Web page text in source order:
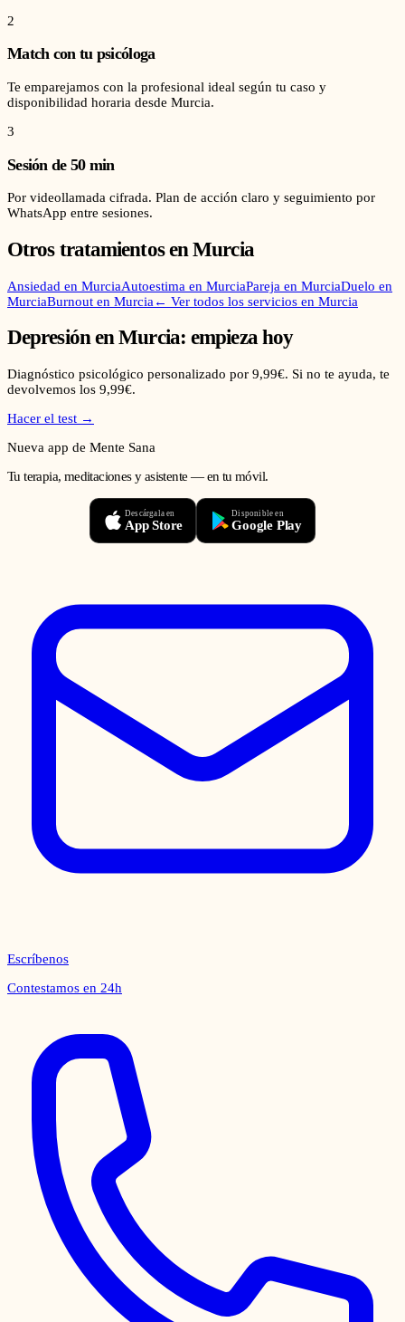
2
Match con tu psicóloga
Te emparejamos con la profesional ideal según tu caso y
disponibilidad horaria desde Murcia.
3
Sesión de 50 min
Por videollamada cifrada. Plan de acción claro y seguimiento por
WhatsApp entre sesiones.
Otros tratamientos enMurcia
Ansiedad en MurciaAutoestima en MurciaPareja en MurciaDuelo en
MurciaBurnout en Murcia ← Ver todos los servicios en Murcia
DepresiónenMurcia: empieza hoy
Diagnóstico psicológico personalizado por 9,99€. Si no te ayuda, te
devolvemos los 9,99€.
Hacer el test →
Nueva app de Mente Sana
Tu terapia, meditaciones y asistente — en tu móvil.
Descárgala en
App Store
Disponible en
Google Play
Escríbenos
Contestamos en 24h